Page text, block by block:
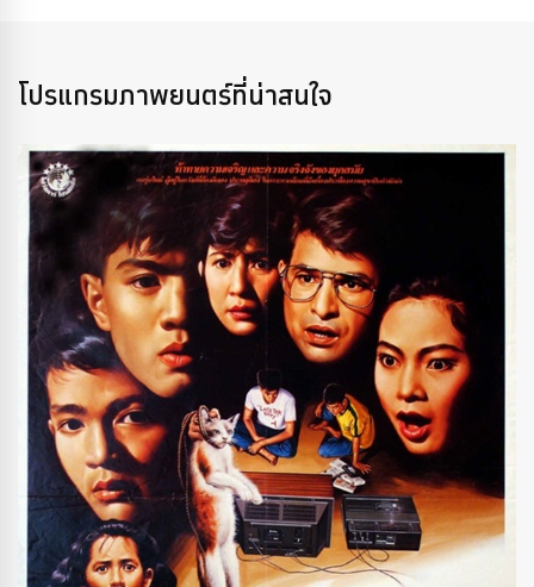
โปรแกรมภาพยนตร์ที่น่าสนใจ